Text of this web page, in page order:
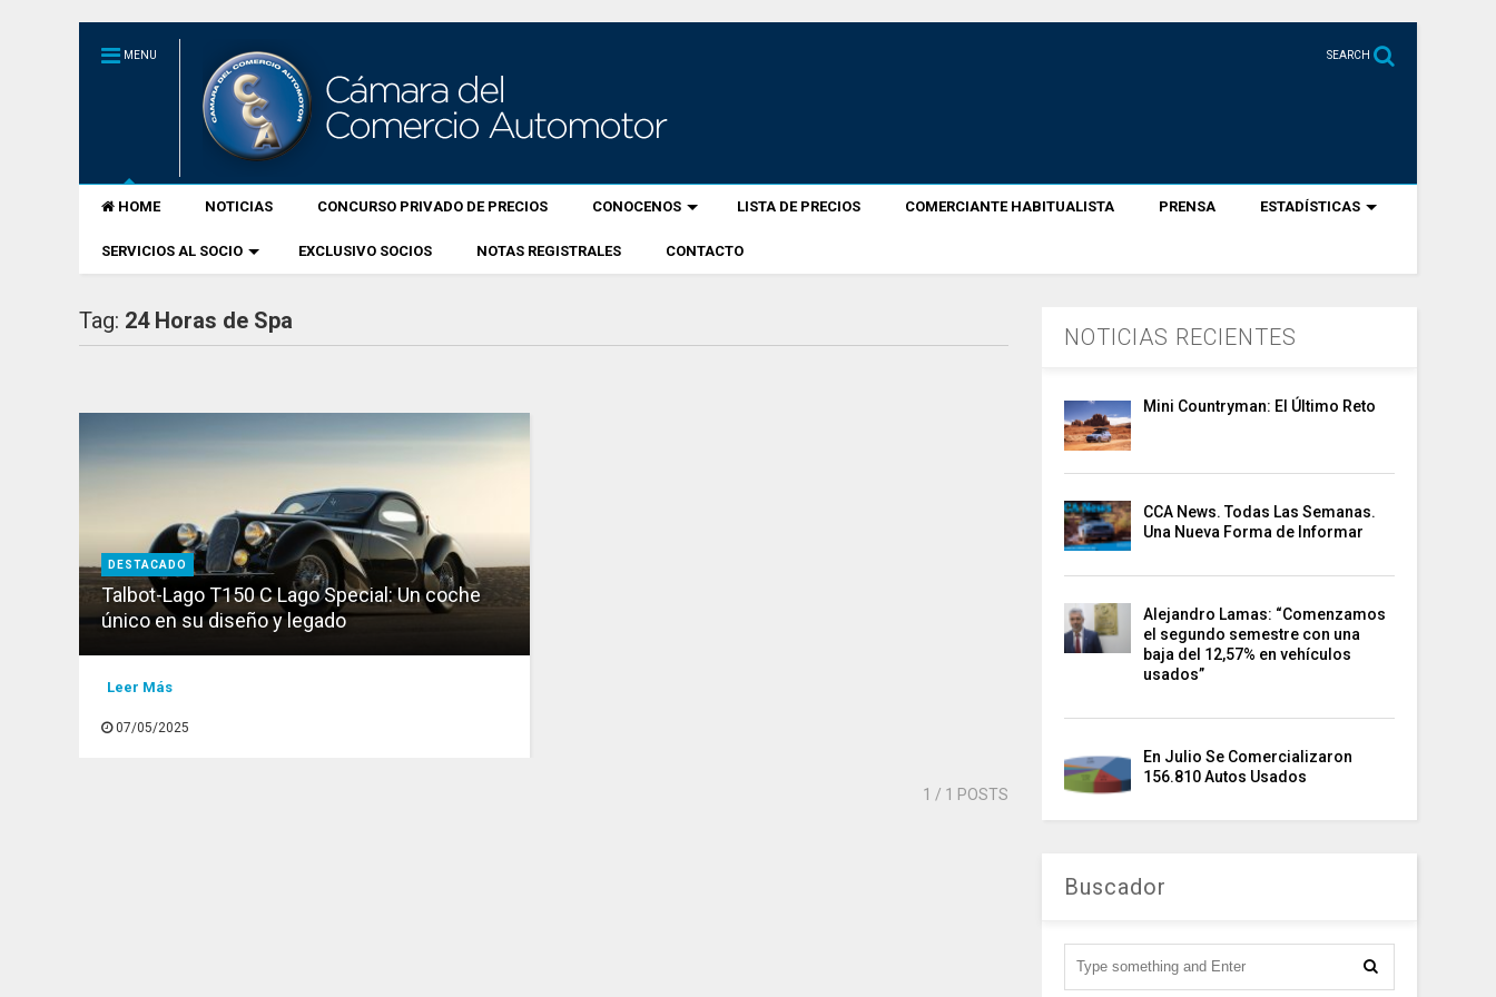
MENU SEARCH
HOME NOTICIAS CONCURSO PRIVADO DE PRECIOS CONOCENOS LISTA DE PRECIOS COMERCIANTE HABITUALISTA PRENSA ESTADÍSTICAS
SERVICIOS AL SOCIO EXCLUSIVO SOCIOS NOTAS REGISTRALES CONTACTO
Tag: 24 Horas de Spa
DESTACADO
Talbot-Lago T150 C Lago Special: Un coche
único en su diseño y legado
Leer Más
07/05/2025
1 / 1 POSTS
NOTICIAS RECIENTES
Mini Countryman: El Último Reto
CCA News. Todas Las Semanas.
Una Nueva Forma de Informar
Alejandro Lamas: “Comenzamos
el segundo semestre con una
baja del 12,57% en vehículos
usados”
En Julio Se Comercializaron
156.810 Autos Usados
Buscador